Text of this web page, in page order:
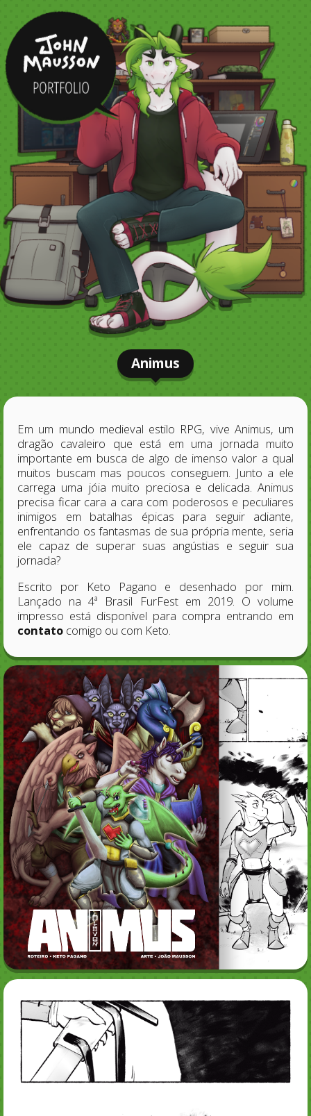
Animus
Em um mundo medieval estilo RPG, vive Animus, um
dragão cavaleiro que está em uma jornada muito
importante em busca de algo de imenso valor a qual
muitos buscam mas poucos conseguem. Junto a ele
carrega uma jóia muito preciosa e delicada. Animus
precisa ficar cara a cara com poderosos e peculiares
inimigos em batalhas épicas para seguir adiante,
enfrentando os fantasmas de sua própria mente, seria
ele capaz de superar suas angústias e seguir sua
jornada?
Escrito por Keto Pagano e desenhado por mim.
Lançado na 4ª Brasil FurFest em 2019. O volume
impresso está disponível para compra entrando em
contato comigo ou com Keto.